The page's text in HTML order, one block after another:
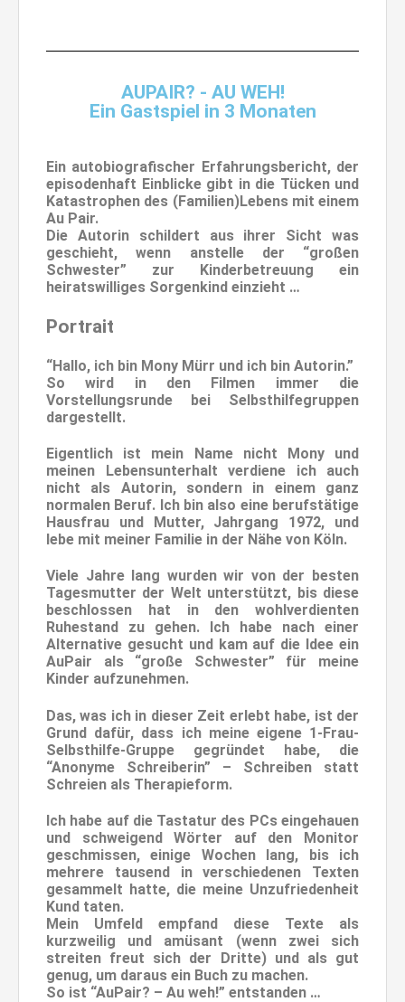
AUPAIR? - AU WEH!
Ein Gastspiel in 3 Monaten
Ein autobiografischer Erfahrungsbericht, der
episodenhaft Einblicke gibt in die Tücken und
Katastrophen des (Familien)Lebens mit einem
Au Pair.
Die Autorin schildert aus ihrer Sicht was
geschieht, wenn anstelle der “großen
Schwester” zur Kinderbetreuung ein
heiratswilliges Sorgenkind einzieht …
Portrait
“Hallo, ich bin Mony Mürr und ich bin Autorin.”
So wird in den Filmen immer die
Vorstellungsrunde bei Selbsthilfegruppen
dargestellt.
Eigentlich ist mein Name nicht Mony und
meinen Lebensunterhalt verdiene ich auch
nicht als Autorin, sondern in einem ganz
normalen Beruf. Ich bin also eine berufstätige
Hausfrau und Mutter, Jahrgang 1972, und
lebe mit meiner Familie in der Nähe von Köln.
Viele Jahre lang wurden wir von der besten
Tagesmutter der Welt unterstützt, bis diese
beschlossen hat in den wohlverdienten
Ruhestand zu gehen. Ich habe nach einer
Alternative gesucht und kam auf die Idee ein
AuPair als “große Schwester” für meine
Kinder aufzunehmen.
Das, was ich in dieser Zeit erlebt habe, ist der
Grund dafür, dass ich meine eigene 1-Frau-
Selbsthilfe-Gruppe gegründet habe, die
“Anonyme Schreiberin” – Schreiben statt
Schreien als Therapieform.
Ich habe auf die Tastatur des PCs eingehauen
und schweigend Wörter auf den Monitor
geschmissen, einige Wochen lang, bis ich
mehrere tausend in verschiedenen Texten
gesammelt hatte, die meine Unzufriedenheit
Kund taten.
Mein Umfeld empfand diese Texte als
kurzweilig und amüsant (wenn zwei sich
streiten freut sich der Dritte) und als gut
genug, um daraus ein Buch zu machen.
So ist “AuPair? – Au weh!” entstanden …